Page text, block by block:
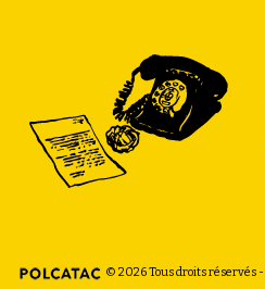
© 2026 Tous droits réservés -